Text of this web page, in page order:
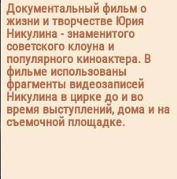
Документальный фильм о
жизни и творчестве Юрия
Никулина - знаменитого
советского клоуна и
популярного киноактера. В
фильме использованы
фрагменты видеозаписей
Никулина в цирке до и во
время выступлений, дома и на
съемочной площадке.